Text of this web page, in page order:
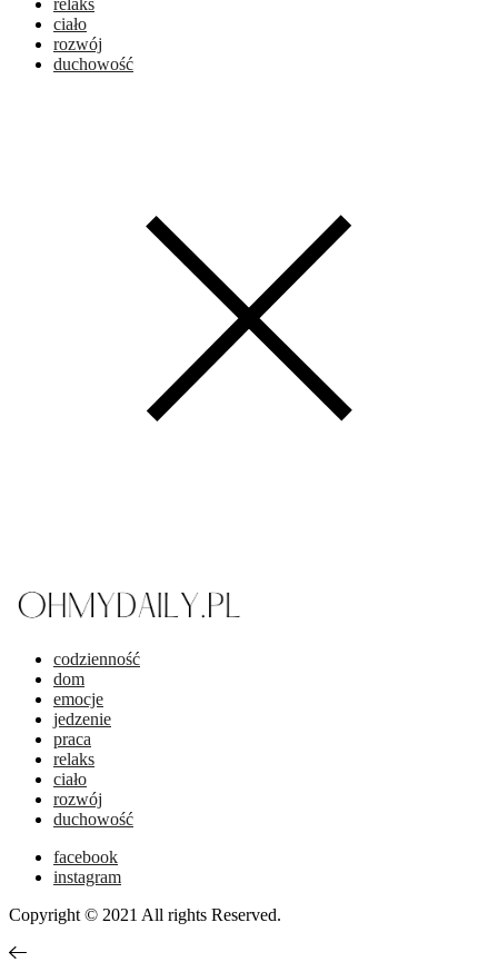
relaks
ciało
rozwój
duchowość
codzienność
dom
emocje
jedzenie
praca
relaks
ciało
rozwój
duchowość
facebook
instagram
Copyright © 2021 All rights Reserved.